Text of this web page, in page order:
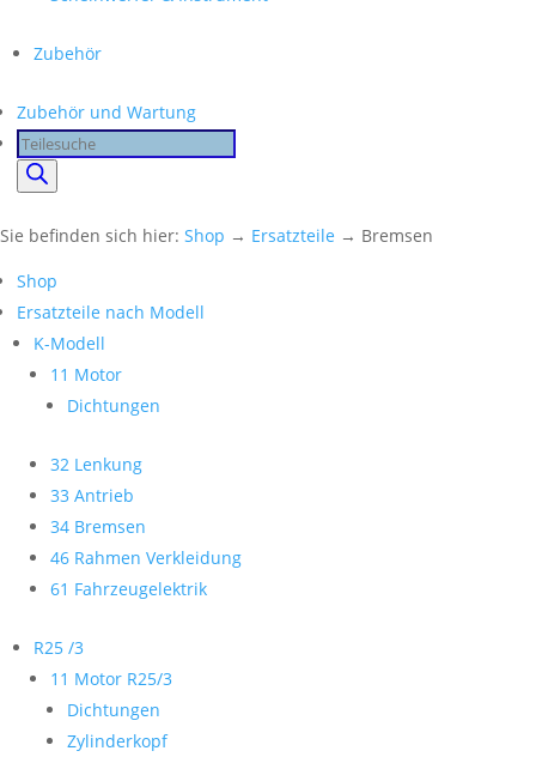
Zubehör
Zubehör und Wartung
Products
search
Sie befinden sich hier: Shop → Ersatzteile → Bremsen
Shop
Ersatzteile nach Modell
K-Modell
11 Motor
Dichtungen
32 Lenkung
33 Antrieb
34 Bremsen
46 Rahmen Verkleidung
61 Fahrzeugelektrik
R25 /3
11 Motor R25/3
Dichtungen
Zylinderkopf